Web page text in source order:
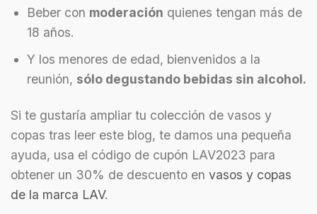
Beber con moderación quienes tengan más de
18 años.
Y los menores de edad, bienvenidos a la
reunión, sólo degustando bebidas sin alcohol.
Si te gustaría ampliar tu colección de vasos y
copas tras leer este blog, te damos una pequeña
ayuda, usa el código de cupón LAV2023 para
obtener un 30% de descuento en vasos y copas
de la marca LAV.